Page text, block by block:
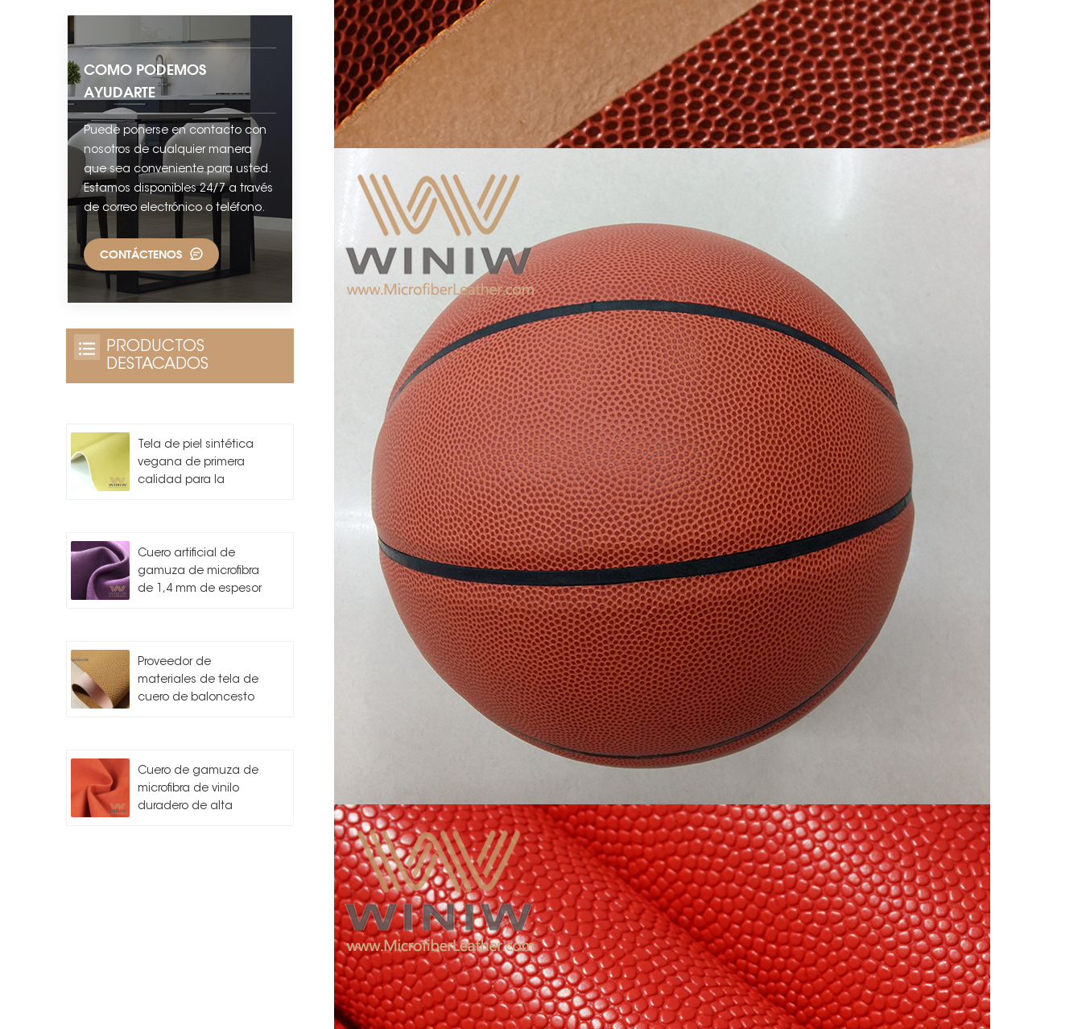
COMO PODEMOS
AYUDARTE
Puede ponerse en contacto con
nosotros de cualquier manera
que sea conveniente para usted.
Estamos disponibles 24/7 a través
de correo electrónico o teléfono.
CONTÁCTENOS
PRODUCTOS
DESTACADOS
Tela de piel sintética
vegana de primera
calidad para la
Cuero artificial de
gamuza de microfibra
de 1,4 mm de espesor
Proveedor de
materiales de tela de
cuero de baloncesto
Cuero de gamuza de
microfibra de vinilo
duradero de alta